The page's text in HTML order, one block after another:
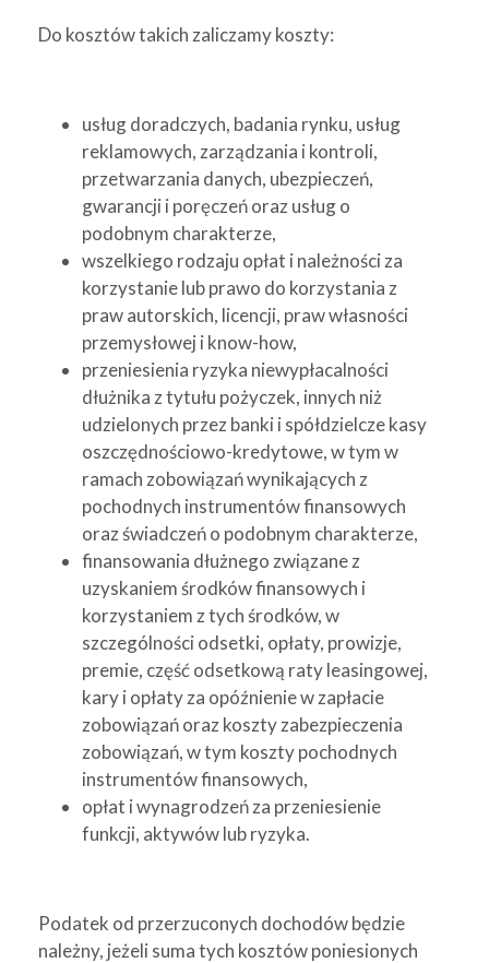
Do kosztów takich zaliczamy koszty:
usług doradczych, badania rynku, usług
reklamowych, zarządzania i kontroli,
przetwarzania danych, ubezpieczeń,
gwarancji i poręczeń oraz usług o
podobnym charakterze,
wszelkiego rodzaju opłat i należności za
korzystanie lub prawo do korzystania z
praw autorskich, licencji, praw własności
przemysłowej i know-how,
przeniesienia ryzyka niewypłacalności
dłużnika z tytułu pożyczek, innych niż
udzielonych przez banki i spółdzielcze kasy
oszczędnościowo-kredytowe, w tym w
ramach zobowiązań wynikających z
pochodnych instrumentów finansowych
oraz świadczeń o podobnym charakterze,
finansowania dłużnego związane z
uzyskaniem środków finansowych i
korzystaniem z tych środków, w
szczególności odsetki, opłaty, prowizje,
premie, część odsetkową raty leasingowej,
kary i opłaty za opóźnienie w zapłacie
zobowiązań oraz koszty zabezpieczenia
zobowiązań, w tym koszty pochodnych
instrumentów finansowych,
opłat i wynagrodzeń za przeniesienie
funkcji, aktywów lub ryzyka.
Podatek od przerzuconych dochodów będzie
należny, jeżeli suma tych kosztów poniesionych